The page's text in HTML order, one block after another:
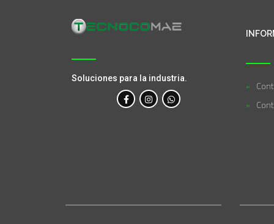
Soluciones para la industria.